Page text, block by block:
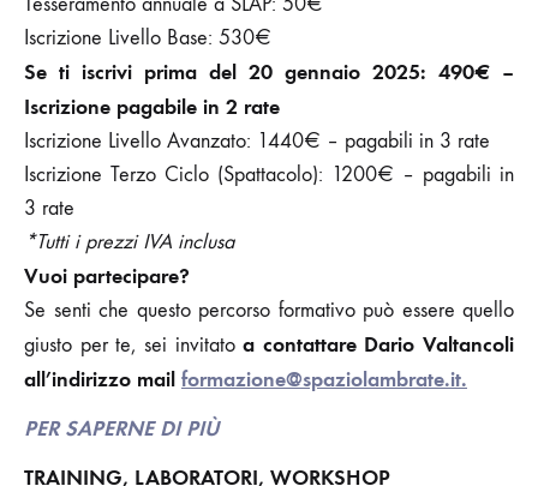
Iscrizione Livello Base: 530€
Se ti iscrivi prima del 20 gennaio 2025: 490€ –
Iscrizione pagabile in 2 rate
Iscrizione Livello Avanzato: 1440€ – pagabili in 3 rate
Iscrizione Terzo Ciclo (Spattacolo): 1200€ – pagabili in
3 rate
*Tutti i prezzi IVA inclusa
Vuoi partecipare?
Se senti che questo percorso formativo può essere quello
giusto per te, sei invitatoa contattare Dario Valtancoli
all’indirizzo mail formazione@spaziolambrate.it.
PER SAPERNE DI PIÙ
TRAINING, LABORATORI, WORKSHOP